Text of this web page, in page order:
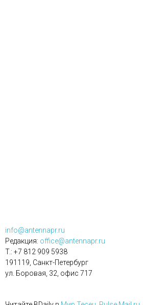
info@antennapr.ru
Редакция: office@antennapr.ru
T.: +7 812 909 5938
191119, Санкт-Петербург
ул. Боровая, 32, офис 717